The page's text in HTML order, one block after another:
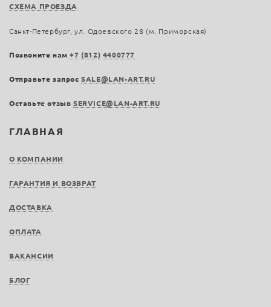
ГЛАВНАЯ
О КОМПАНИИ
ГАРАНТИЯ И ВОЗВРАТ
ДОСТАВКА
ОПЛАТА
ВАКАНСИИ
БЛОГ
СХЕМА ПРОЕЗДА
Санкт-Петербург, ул. Одоевского 28 (м. Приморская)
Позвоните нам+7 (812) 4400777
Отправьте запросSALE@LAN-ART.RU
Оставьте отзыв SERVICE@LAN-ART.RU